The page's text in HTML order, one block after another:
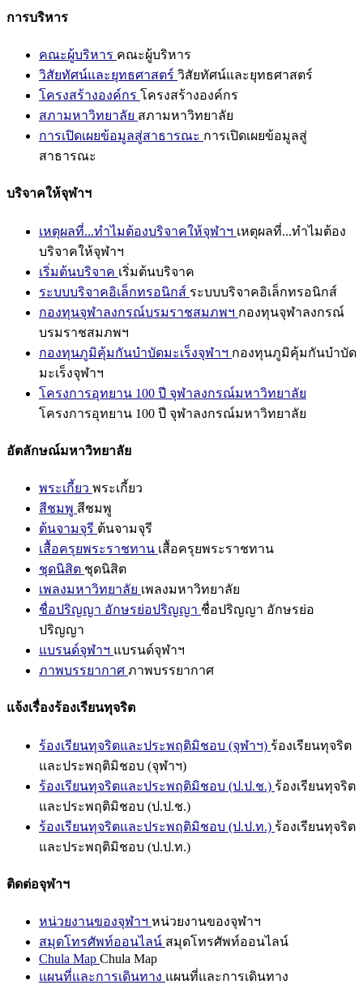
การบริหาร
คณะผู้บริหาร คณะผู้บริหาร
วิสัยทัศน์และยุทธศาสตร์ วิสัยทัศน์และยุทธศาสตร์
โครงสร้างองค์กร โครงสร้างองค์กร
สภามหาวิทยาลัย สภามหาวิทยาลัย
การเปิดเผยข้อมูลสู่สาธารณะ การเปิดเผยข้อมูลสู่
สาธารณะ
บริจาคให้จุฬาฯ
เหตุผลที่...ทำไมต้องบริจาคให้จุฬาฯ เหตุผลที่...ทำไมต้อง
บริจาคให้จุฬาฯ
เริ่มต้นบริจาค เริ่มต้นบริจาค
ระบบบริจาคอิเล็กทรอนิกส์ ระบบบริจาคอิเล็กทรอนิกส์
กองทุนจุฬาลงกรณ์บรมราชสมภพฯ กองทุนจุฬาลงกรณ์
บรมราชสมภพฯ
กองทุนภูมิคุ้มกันบำบัดมะเร็งจุฬาฯ กองทุนภูมิคุ้มกันบำบัด
มะเร็งจุฬาฯ
โครงการอุทยาน 100 ปี จุฬาลงกรณ์มหาวิทยาลัย
โครงการอุทยาน 100 ปี จุฬาลงกรณ์มหาวิทยาลัย
อัตลักษณ์มหาวิทยาลัย
พระเกี้ยว พระเกี้ยว
สีชมพู สีชมพู
ต้นจามจุรี ต้นจามจุรี
เสื้อครุยพระราชทาน เสื้อครุยพระราชทาน
ชุดนิสิต ชุดนิสิต
เพลงมหาวิทยาลัย เพลงมหาวิทยาลัย
ชื่อปริญญา อักษรย่อปริญญา ชื่อปริญญา อักษรย่อ
ปริญญา
แบรนด์จุฬาฯ แบรนด์จุฬาฯ
ภาพบรรยากาศ ภาพบรรยากาศ
แจ้งเรื่องร้องเรียนทุจริต
ร้องเรียนทุจริตและประพฤติมิชอบ (จุฬาฯ) ร้องเรียนทุจริต
และประพฤติมิชอบ (จุฬาฯ)
ร้องเรียนทุจริตและประพฤติมิชอบ (ป.ป.ช.) ร้องเรียนทุจริต
และประพฤติมิชอบ (ป.ป.ช.)
ร้องเรียนทุจริตและประพฤติมิชอบ (ป.ป.ท.) ร้องเรียนทุจริต
และประพฤติมิชอบ (ป.ป.ท.)
ติดต่อจุฬาฯ
หน่วยงานของจุฬาฯ หน่วยงานของจุฬาฯ
สมุดโทรศัพท์ออนไลน์ สมุดโทรศัพท์ออนไลน์
Chula Map Chula Map
แผนที่และการเดินทาง แผนที่และการเดินทาง